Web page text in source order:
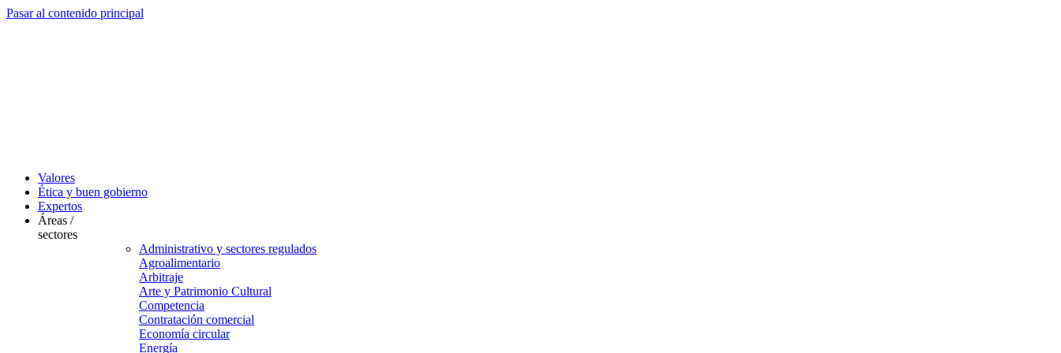
Pasar al contenido principal
Valores
Ética y buen gobierno
Expertos
Áreas /
sectores
Administrativo y sectores regulados
Agroalimentario
Arbitraje
Arte y Patrimonio Cultural
Competencia
Contratación comercial
Economía circular
Energía